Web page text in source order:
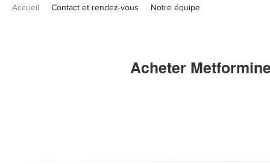
Accueil Contact et rendez-vous Notre équipe
Acheter